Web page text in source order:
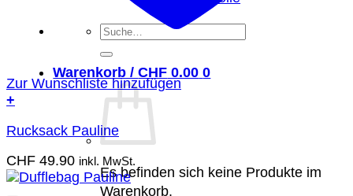
Suche
nach:
Warenkorb /CHF 0.00 0
Es befinden sich keine Produkte im
Warenkorb.
Zur Wunschliste hinzufügen
+
Rucksack Pauline
CHF 49.90 inkl. MwSt.